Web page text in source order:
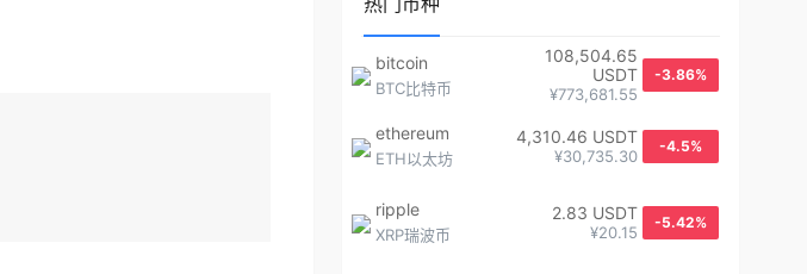
bitcoin
BTC比特币
108,504.65
USDT
¥773,681.55
-3.86%
ethereum
ETH以太坊
4,310.46 USDT
¥30,735.30
-4.5%
ripple
XRP瑞波币
2.83 USDT
¥20.15
-5.42%